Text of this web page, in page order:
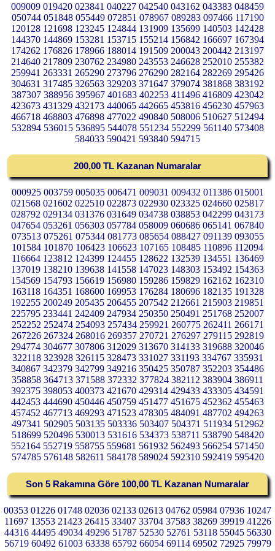
009009 019420 023841 040227 042540 043162 043383 048459
050744 051848 055449 072851 078967 089283 097466 117190
120128 121698 123245 124844 131909 135699 140503 142428
144370 144869 153281 153715 155214 156842 166697 167394
174262 176826 178966 188014 191509 200043 200442 213197
214640 217809 230762 234980 243553 246628 252010 255382
259941 263331 265290 273796 276290 282164 282269 295426
304631 317485 326563 329203 371647 379074 381868 383192
387307 388956 395967 401683 402253 411496 416809 423042
423673 431329 432173 440065 442665 453816 456230 457963
466718 468803 476898 477022 490840 508006 510627 512494
532894 536015 536895 544078 551234 552299 561140 573408
584033 590421 593840 594715
200,00 TL Kazanan Numaralar
000925 003759 005035 006471 009031 009432 011386 015001
021568 021602 022510 022873 022930 023325 024660 025817
028792 029134 031376 031649 034738 038853 042299 043173
047654 053261 056303 057784 058009 060686 065141 067840
073513 075261 075344 081773 085654 088427 091139 093055
101584 101870 106423 106623 107165 108485 110896 112094
116664 123812 124399 124455 128622 132539 134551 136469
137019 138210 139638 141558 147023 148303 153492 154363
154569 154793 156619 156980 159286 159829 162162 162310
163118 164351 168600 169953 176284 180696 182135 191328
192255 200249 205435 206455 207542 212661 215903 219851
225795 233441 242409 247934 250350 250491 251768 252007
252252 252474 254093 257434 259921 260775 262411 266171
267226 267324 268016 269357 270721 276297 279115 292819
294774 304677 307806 312029 313670 314133 319688 320046
322118 323928 326115 328473 331027 331193 334767 335931
340867 342379 342799 349216 350425 350787 352203 354486
358858 364713 371588 372332 377824 382112 383904 386911
392375 398053 400373 421670 429314 429433 433305 434591
442453 444690 450446 450759 451477 451675 452362 455463
457452 467713 469293 471523 478305 484091 487702 494263
497341 502905 503135 503336 503407 504371 511934 512962
518699 520496 530013 531616 534373 538711 538790 548420
552164 552719 558755 559681 561932 562493 566254 571450
574785 576148 582611 584178 589024 592310 592419 595420
Son 5 Rakamına Göre 100,00 TL Kazanan Numaralar
00353 01226 01748 02036 02133 02613 04762 05984 07936 10247
11697 13553 21423 26415 33407 33704 37583 38269 39919 41226
44316 44495 49034 49296 51787 52530 52761 53118 55045 56330
56719 60492 61003 63338 65792 66054 69114 69502 72925 79979